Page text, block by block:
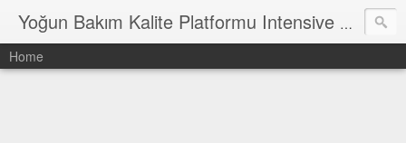
Yoğun Bakım Kalite Platformu Intensive Care Quality Platform
Home